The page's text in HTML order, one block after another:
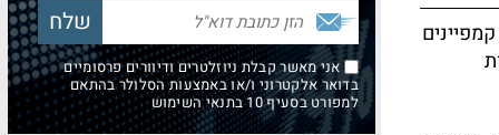
אני מאשר קבלת ניוזלטרים ודיוורים פרסומיים
בדואר אלקטרוני ו/או באמצעות הסלולר בהתאם
למפורט בסעיף 10 בתנאי השימוש